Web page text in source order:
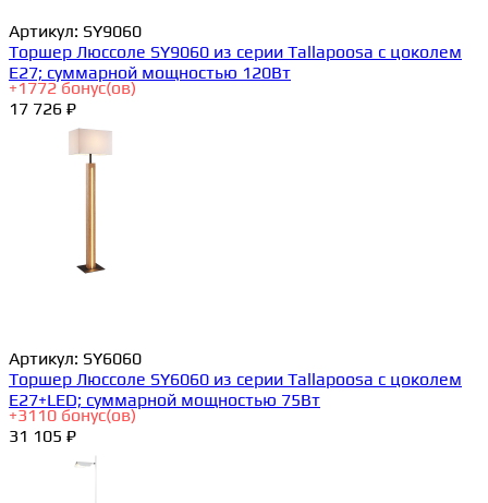
Артикул: SY9060
Торшер Люссоле SY9060 из серии Tallapoosa с цоколем
E27; суммарной мощностью 120Вт
+1772 бонус(ов)
17 726 ₽
Артикул: SY6060
Торшер Люссоле SY6060 из серии Tallapoosa с цоколем
E27+LED; суммарной мощностью 75Вт
+3110 бонус(ов)
31 105 ₽